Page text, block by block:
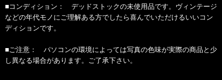
■コンディション： デッドストックの未使用品です。ヴィンテージ
などの年代モノにご理解ある方でしたら喜んでいただけるいいコン
ディションです。
■ご注意： パソコンの環境によっては写真の色味が実際の商品と少
し異なる場合があります。ご了承下さい。